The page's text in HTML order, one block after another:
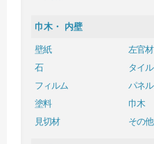
巾木・ 内壁
壁紙
左官材
石
タイル
フィルム
パネル
塗料
巾木
見切材
その他